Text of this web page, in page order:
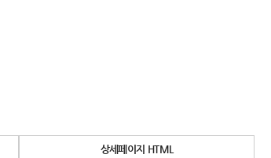
상세페이지 HTML